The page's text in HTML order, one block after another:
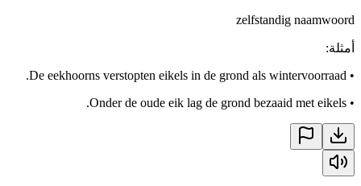
zelfstandig naamwoord
أمثلة:
•
De eekhoorns verstopten eikels in de grond als wintervoorraad.
•
Onder de oude eik lag de grond bezaaid met eikels.